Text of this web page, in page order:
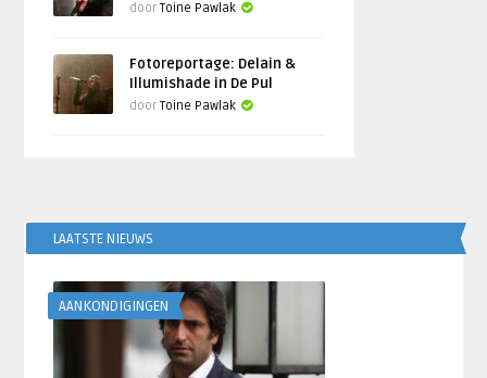
doorToine Pawlak
Fotoreportage: Delain &
Illumishade in De Pul
doorToine Pawlak
LAATSTE NIEUWS
AANKONDIGINGEN